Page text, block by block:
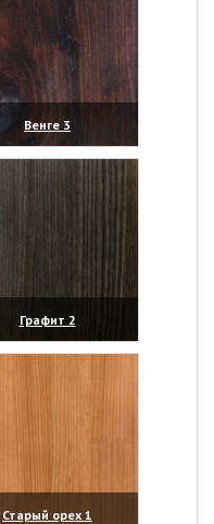
Венге 3
(увеличить)
Графит 2
(увеличить)
Старый орех 1